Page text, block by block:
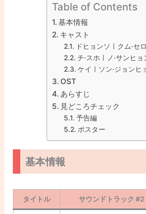
Table of Contents
基本情報
キャスト
ドヒョンソㅣクム·セ
チ·スホㅣノ·サンヒョ
ケイㅣソン·ジョンヒ
OST
あらすじ
見どころチェック
予告編
ポスター
基本情報
タイトル サウンドトラック